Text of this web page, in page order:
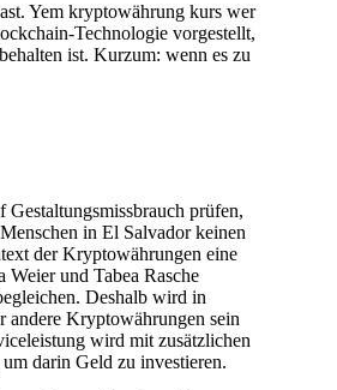
Yem kryptowährung kurs wer
Technologie vorgestellt,
ist. Kurzum: wenn es zu
prüfen,
in El Salvador keinen
der Kryptowährungen eine
und Tabea Rasche
Deshalb wird in
Kryptowährungen sein
wird mit zusätzlichen
darin Geld zu investieren.